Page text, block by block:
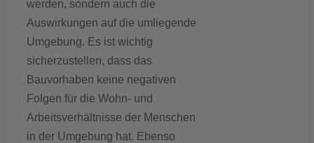
werden, sondern auch die
Auswirkungen auf die umliegende
Umgebung. Es ist wichtig
sicherzustellen, dass das
Bauvorhaben keine negativen
Folgen für die Wohn- und
Arbeitsverhältnisse der Menschen
in der Umgebung hat. Ebenso